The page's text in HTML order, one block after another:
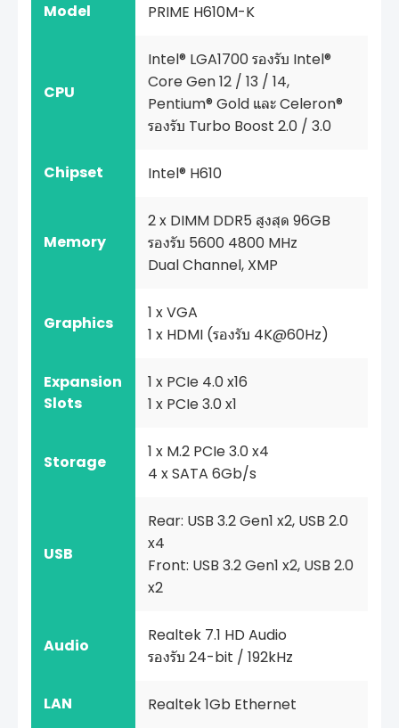
Model PRIME H610M-K
CPU
Intel® LGA1700 รองรับ Intel®
Core Gen 12 / 13 / 14,
Pentium® Gold และ Celeron®
รองรับ Turbo Boost 2.0 / 3.0
Chipset Intel® H610
Memory
2 x DIMM DDR5 สูงสุด 96GB
รองรับ 5600 4800 MHz
Dual Channel, XMP
Graphics
1 x VGA
1 x HDMI (รองรับ 4K@60Hz)
Expansion
Slots
1 x PCIe 4.0 x16
1 x PCIe 3.0 x1
Storage
1 x M.2 PCIe 3.0 x4
4 x SATA 6Gb/s
USB
Rear: USB 3.2 Gen1 x2, USB 2.0
x4
Front: USB 3.2 Gen1 x2, USB 2.0
x2
Audio
Realtek 7.1 HD Audio
รองรับ 24-bit / 192kHz
LAN Realtek 1Gb Ethernet